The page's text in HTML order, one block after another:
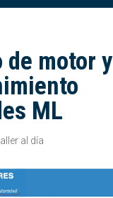
de motor y
ML
al día